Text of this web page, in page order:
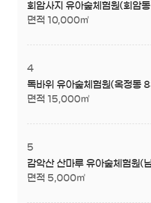
회암사지 유아숲체험원(회암
면적 10,000㎡
4
독바위 유아숲체험원(옥정동
면적 15,000㎡
5
감악산 산마루 유아숲체험원(
면적 5,000㎡